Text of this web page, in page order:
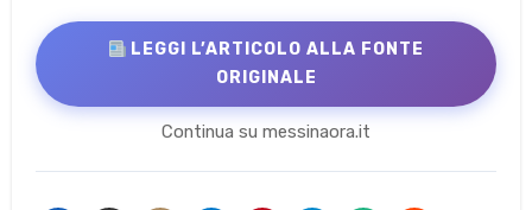
LEGGI L’ARTICOLO ALLA FONTE
ORIGINALE
Continua su messinaora.it